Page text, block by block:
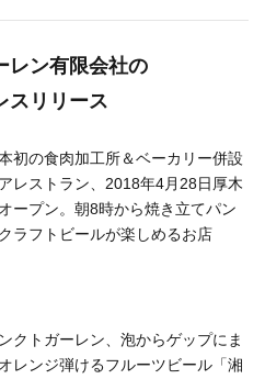
レン有限会社の
スリリース
初の食肉加工所＆ベーカリー併設
レストラン、2018年4月28日厚木
ープン。朝8時から焼き立てパン
ラフトビールが楽しめるお店
クトガーレン、泡からゲップにま
レンジ弾けるフルーツビール「湘